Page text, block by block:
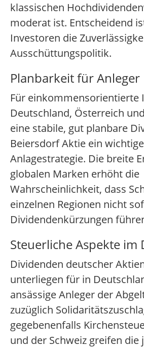
klassischen
moderat ist. Entscheidend
Investoren die
Ausschüttungspolitik.
Planbarkeit für Anleger
Für einkommensorientierte
Deutschland, Österreich
eine stabile, gut planbare
Beiersdorf Aktie ein
Anlagestrategie. Die breite
globalen Marken erhöht die
Wahrscheinlichkeit, dass
einzelnen Regionen nicht
Dividendenkürzungen
Steuerliche Aspekte im
Dividenden deutscher
unterliegen für in
ansässige Anleger der
zuzüglich
gegebenenfalls
und der Schweiz greifen die